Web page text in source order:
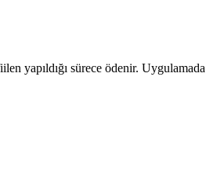
yapıldığı sürece ödenir.